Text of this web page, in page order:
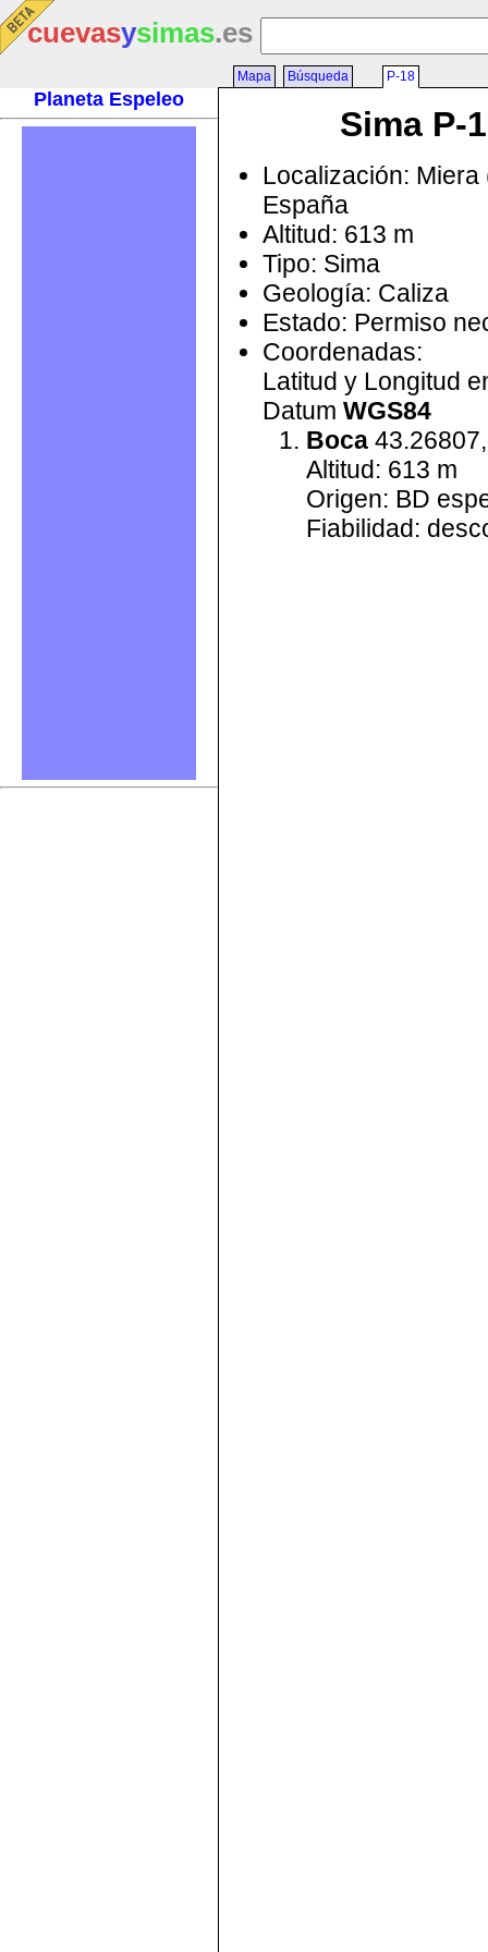
cuevasysimas.es
Planeta Espeleo
Mapa Búsqueda P-18
Sima P-
Localización: Miera
España
Altitud: 613 m
Tipo: Sima
Geología: Caliza
Estado: Permiso
Coordenadas:
Latitud y Longitud
Datum WGS84
Boca
Altitud: 613 m
Origen: BD
Fiabilidad: